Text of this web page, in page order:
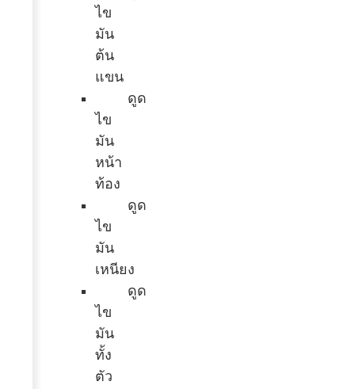
ไข
มัน
ต้น
แขน
ดูด
ไข
มัน
หน้า
ท้อง
ดูด
ไข
มัน
เหนียง
ดูด
ไข
มัน
ทั้ง
ตัว